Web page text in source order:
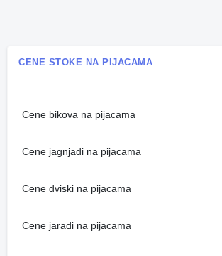
CENE STOKE NA PIJACAMA
Cene bikova na pijacama
Cene jagnjadi na pijacama
Cene dviski na pijacama
Cene jaradi na pijacama